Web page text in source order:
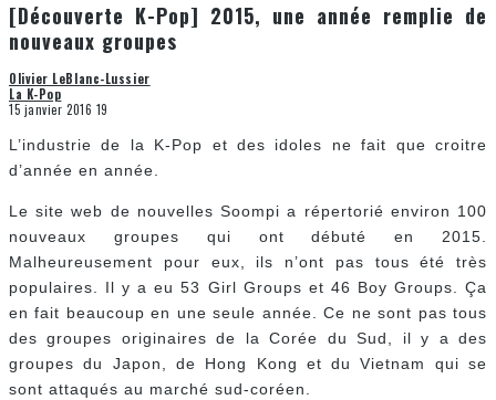
[Découverte K-Pop] 2015, une année remplie de
nouveaux groupes
Olivier LeBlanc-Lussier
La K-Pop
15 janvier 2016 19
L’industrie de la K-Pop et des idoles ne fait que croitre
d’année en année.
Le site web de nouvelles Soompi a répertorié environ 100
nouveaux groupes qui ont débuté en 2015.
Malheureusement pour eux, ils n’ont pas tous été très
populaires. Il y a eu 53 Girl Groups et 46 Boy Groups. Ça
en fait beaucoup en une seule année. Ce ne sont pas tous
des groupes originaires de la Corée du Sud, il y a des
groupes du Japon, de Hong Kong et du Vietnam qui se
sont attaqués au marché sud-coréen.